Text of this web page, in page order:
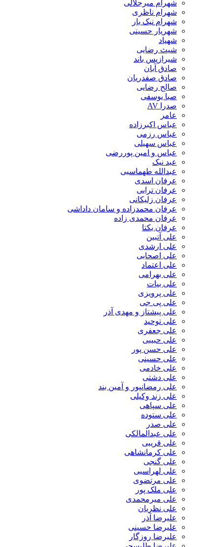
شهرام میرجلالی
شهرام ناظری
شهرام نیک یار
شهریار حسینی
شهیاد
شیث رضایی
شیرازیس باند
صادق آبان
صادق صفدریان
صالح رضایی
صبا یوسفی
صدرا AV
عامر
عباس اکبرزاده
عباس رزمی
عباس سهیلی
عباس و امین پوررضی
عبد نیک
عبدالله طهماسبی‎
عرفان اسدی
عرفان ترابی
عرفان زلیکانی
عرفان محمدزاده و سامان داداشی
عرفان محمدی زاده
عرفان یکتا
علی آتبین
علی ارشدی
علی اصحابی
علی اعتماد
علی بهرامی
علی بیات
علی پرویزی
علی پی جی
علی پیشتاز و مهدی آذر
علی توحید
علی جعفری
علی حبیبی
علی حسن پور
علی حسینی
علی خادمی
علی دشتی
علی رمضانپور و آمین بند
علی زند وکیلی
علی سپاهی
علی ستوده
علی صدر
علی عبدالمالکی
علی قریبی
علی کرمانشاهی
علی گنجی
علی لهراسبی
علی مرتضوی
علی ملک پور
علی میرمحمدی
علی نظریان
علیرضا آذر
علیرضا حسینی
علیرضا روزگار